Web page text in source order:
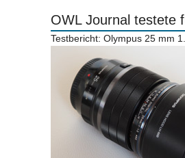
OWL Journal testete
Testbericht: Olympus 25 mm